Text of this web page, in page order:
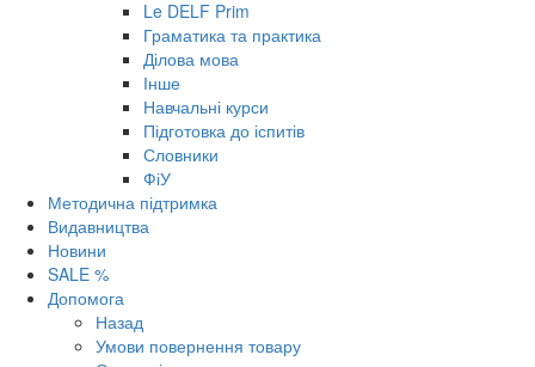
Le DELF Prim
Граматика та практика
Ділова мова
Інше
Навчальні курси
Підготовка до іспитів
Словники
ФіУ
Методична підтримка
Видавництва
Новини
SALE %
Допомога
Назад
Умови повернення товару